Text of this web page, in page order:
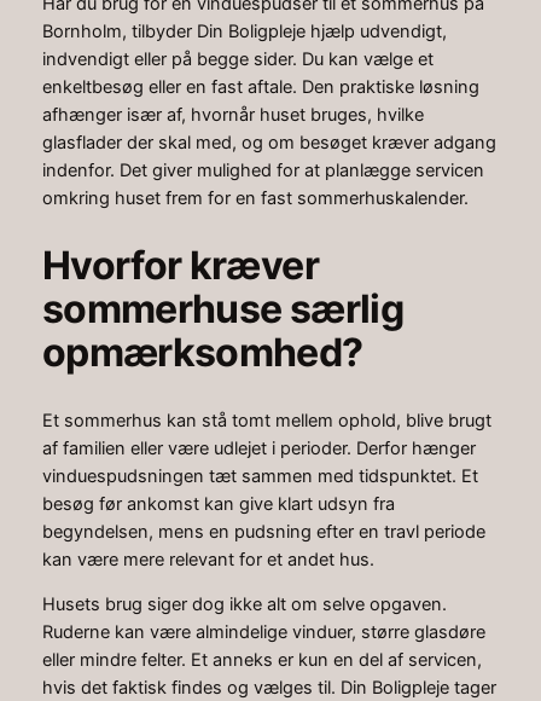
Bornholm, tilbyder Din Boligpleje hjælp udvendigt,
indvendigt eller på begge sider. Du kan vælge et
enkeltbesøg eller en fast aftale. Den praktiske løsning
afhænger især af, hvornår huset bruges, hvilke
glasflader der skal med, og om besøget kræver adgang
indenfor. Det giver mulighed for at planlægge servicen
omkring huset frem for en fast sommerhuskalender.
Hvorfor kræver
sommerhuse særlig
opmærksomhed?
Et sommerhus kan stå tomt mellem ophold, blive brugt
af familien eller være udlejet i perioder. Derfor hænger
vinduespudsningen tæt sammen med tidspunktet. Et
besøg før ankomst kan give klart udsyn fra
begyndelsen, mens en pudsning efter en travl periode
kan være mere relevant for et andet hus.
Husets brug siger dog ikke alt om selve opgaven.
Ruderne kan være almindelige vinduer, større glasdøre
eller mindre felter. Et anneks er kun en del af servicen,
hvis det faktisk findes og vælges til. Din Boligpleje tager